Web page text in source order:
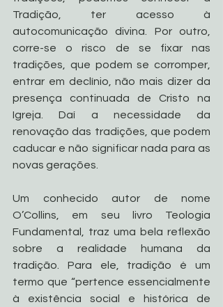
Tradição, ter acesso à
autocomunicação divina. Por outro,
corre-se o risco de se fixar nas
tradições, que podem se corromper,
entrar em declínio, não mais dizer da
presença continuada de Cristo na
Igreja. Daí a necessidade da
renovação das tradições, que podem
caducar e não significar nada para as
novas gerações.
Um conhecido autor de nome
O’Collins, em seu livro Teologia
Fundamental, traz uma bela reflexão
sobre a realidade humana da
tradição. Para ele, tradição é um
termo que “pertence essencialmente
à existência social e histórica de